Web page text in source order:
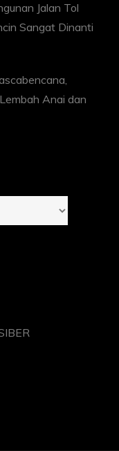
Jalan Tol
Sangat Dinanti
Anai dan